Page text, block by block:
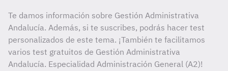
Te damos información sobre Gestión Administrativa
Andalucía. Además, si te suscribes, podrás hacer test
personalizados de este tema. ¡También te facilitamos
varios test gratuitos de Gestión Administrativa
Andalucía. Especialidad Administración General (A2)!